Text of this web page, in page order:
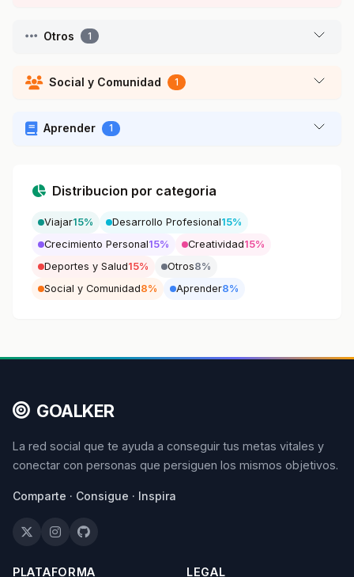
Otros 1
Social y Comunidad 1
Aprender 1
Distribucion por categoria
Viajar15% Desarrollo Profesional15%
Crecimiento Personal15% Creatividad15%
Deportes y Salud15% Otros8%
Social y Comunidad8% Aprender8%
GOALKER
La red social que te ayuda a conseguir tus metas vitales y
conectar con personas que persiguen los mismos objetivos.
Comparte · Consigue · Inspira
PLATAFORMA LEGAL